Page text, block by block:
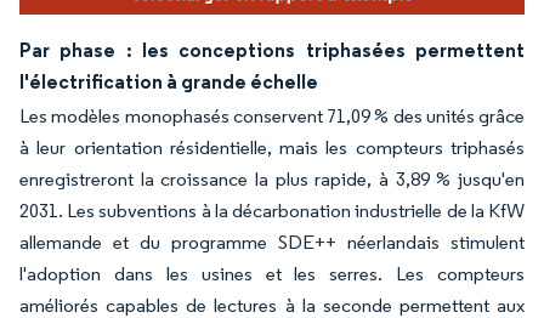
Par phase : les conceptions triphasées permettent
l'électrification à grande échelle
Les modèles monophasés conservent 71,09 % des unités grâce
à leur orientation résidentielle, mais les compteurs triphasés
enregistreront la croissance la plus rapide, à 3,89 % jusqu'en
2031. Les subventions à la décarbonation industrielle de la KfW
allemande et du programme SDE++ néerlandais stimulent
l'adoption dans les usines et les serres. Les compteurs
améliorés capables de lectures à la seconde permettent aux